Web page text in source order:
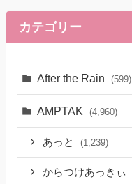
カテゴリー
After the Rain (599)
AMPTAK (4,960)
あっと (1,239)
からつけあっきぃ